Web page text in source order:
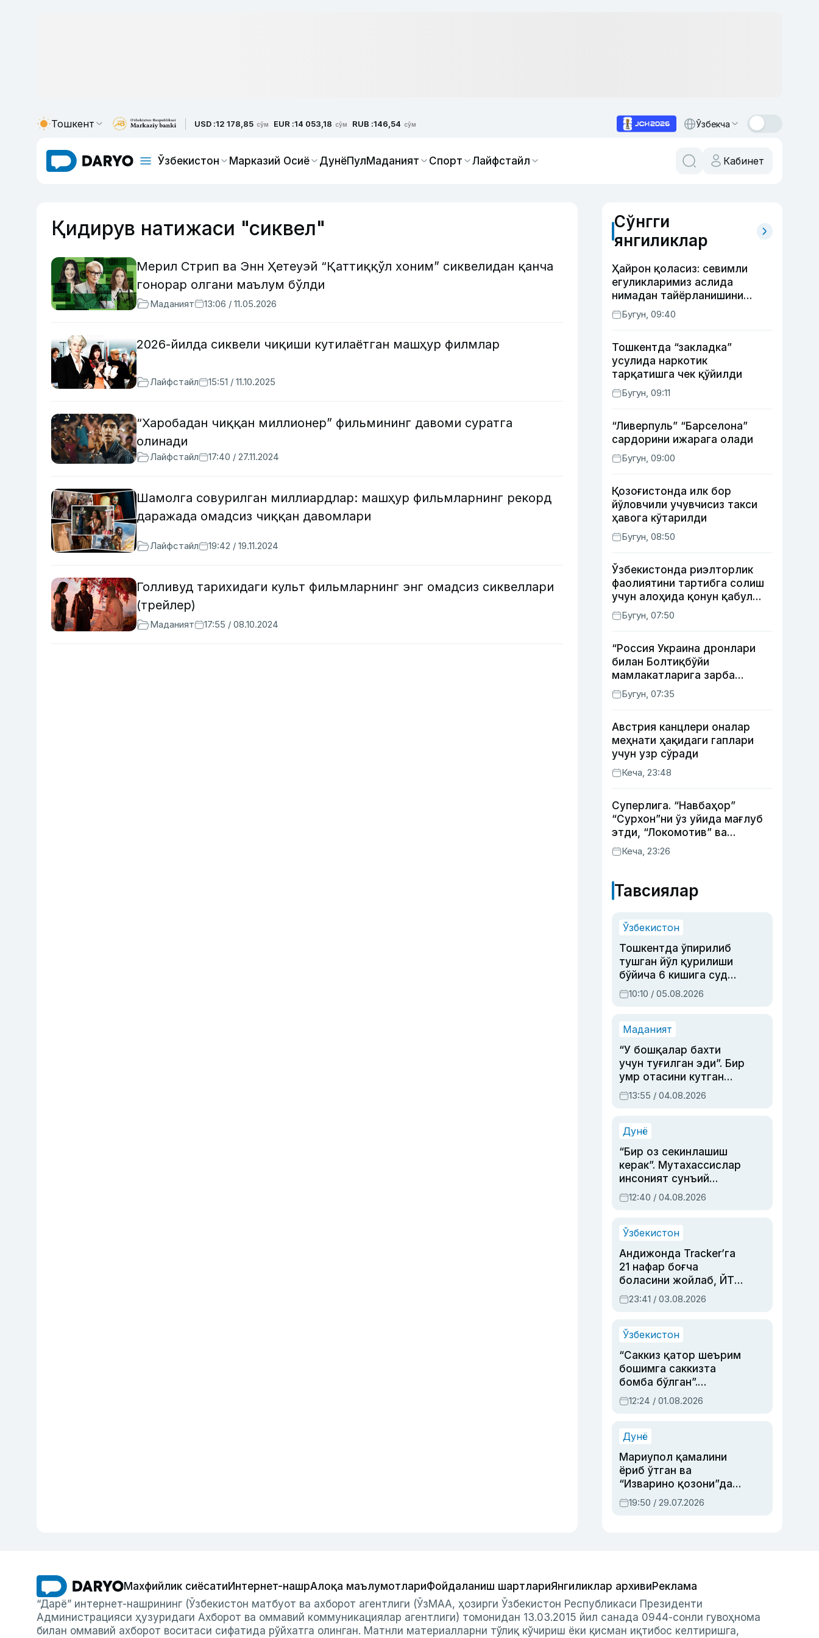
Тошкент USD :12 178,85 сўм EUR :14 053,18 сўм RUB :146,54 сўм Ўзбекча
Ўзбекистон Марказий Осиё ДунёПулМаданият Спорт Лайфстайл Кабинет
Қидирув натижаси "сиквел"
Мерил Стрип ва Энн Ҳетеуэй “Қаттиққўл хоним” сиквелидан қанча
гонорар олгани маълум бўлди
Маданият 13:06 / 11.05.2026
2026-йилда сиквели чиқиши кутилаётган машҳур филмлар
Лайфстайл 15:51 / 11.10.2025
“Харобадан чиққан миллионер” фильмининг давоми суратга
олинади
Лайфстайл 17:40 / 27.11.2024
Шамолга совурилган миллиардлар: машҳур фильмларнинг рекорд
даражада омадсиз чиққан давомлари
Лайфстайл 19:42 / 19.11.2024
Голливуд тарихидаги культ фильмларнинг энг омадсиз сиквеллари
(трейлер)
Маданият 17:55 / 08.10.2024
Сўнгги
янгиликлар
Ҳайрон қоласиз: севимли
егуликларимиз аслида
нимадан тайёрланишини
биласизми?
Бугун, 09:40
Тошкентда “закладка”
усулида наркотик
тарқатишга чек қўйилди
Бугун, 09:11
“Ливерпуль” “Барселона”
сардорини ижарага олади
Бугун, 09:00
Қозоғистонда илк бор
йўловчили учувчисиз такси
ҳавога кўтарилди
Бугун, 08:50
Ўзбекистонда риэлторлик
фаолиятини тартибга солиш
учун алоҳида қонун қабул
қилинди
Бугун, 07:50
“Россия Украина дронлари
билан Болтиқбўйи
мамлакатларига зарба
бермоқчи” — Литва мудофаа
вазири
Бугун, 07:35
Австрия канцлери оналар
меҳнати ҳақидаги гаплари
учун узр сўради
Кеча, 23:48
Суперлига. “Навбаҳор”
“Сурхон”ни ўз уйида мағлуб
этди, “Локомотив” ва
“Хоразм” уйда ғалаба
қозонди
Кеча, 23:26
Тавсиялар
Ўзбекистон
Тошкентда ўпирилиб
тушган йўл қурилиши
бўйича 6 кишига суд
ҳукми ўқилди
10:10 / 05.08.2026
Маданият
“У бошқалар бахти
учун туғилган эди”. Бир
умр отасини кутган
актриса ва дубльяж
устаси Римма
синовларга тўла ҳаёти
13:55 / 04.08.2026
Дунё
“Бир оз секинлашиш
керак”. Мутахассислар
инсоният сунъий
интеллектни бошқара
олмай қолишидан
12:40 / 04.08.2026
Ўзбекистон
Андижонда Tracker’га
21 нафар боғча
боласини жойлаб, ЙТҲ
содир этган аёлга суд
ҳукми ўқилди
23:41 / 03.08.2026
Ўзбекистон
“Саккиз қатор шеърим
бошимга саккизта
бомба бўлган”.
Абдулла Ориповни
сиёсий айбловлардан
12:24 / 01.08.2026
Дунё
Мариупол қамалини
ёриб ўтган ва
“Изварино қозони”дан
чиққан қаҳрамон —
Украина армияси бош
19:50 / 29.07.2026
Махфийлик сиёсатиИнтернет-нашрАлоқа маълумотлариФойдаланиш шартлариЯнгиликлар архивиРеклама
“Дарё” интернет-нашрининг (Ўзбекистон матбуот ва ахборот агентлиги (ЎзМАА, ҳозирги Ўзбекистон Республикаси Президенти
Администрацияси ҳузуридаги Ахборот ва оммавий коммуникациялар агентлиги) томонидан 13.03.2015 йил санада 0944-сонли гувоҳнома
билан оммавий ахборот воситаси сифатида рўйхатга олинган. Матнли материалларни тўлиқ кўчириш ёки қисман иқтибос келтиришга,